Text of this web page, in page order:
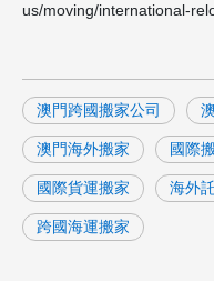
us/moving/international-
澳門跨國搬家公司
澳門海外搬家 國際
國際貨運搬家 海外
跨國海運搬家